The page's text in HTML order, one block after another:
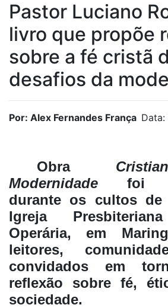
Pastor Luciano
livro que propõe
sobre a fé cristã
desafios da
Por: Alex Fernandes França
Obra
Modernidade foi
durante os cultos
Igreja
Operária, em
leitores,
convidados em
reflexão sobre fé,
sociedade.